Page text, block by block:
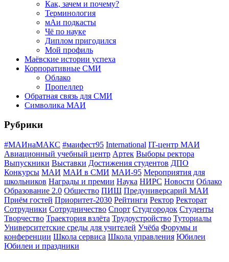
Как, зачем и почему?
Терминология
мАи подкасты
Чё по науке
Диплом пригодился
Мой профиль
Маёвские истории успеха
Корпоративные СМИ
Облако
Пропеллер
Обратная связь для СМИ
Символика МАИ
Рубрики
#МАИнаМАКС #маифест95 International IT-центр МАИ
Авиационный учебный центр Артек Выборы ректора
Выпускники Выставки Достижения студентов ДПО
Конкурсы МАИ МАИ в СМИ МАИ-95 Мероприятия для
школьников Награды и премии Наука НИРС Новости Облако
Образование 2.0 Общество ПИШ Предуниверсарий МАИ
Приём гостей Приоритет-2030 Рейтинги Ректор Ректорат
Сотрудники Сотрудничество Спорт Студгородок Студенты
Творчество Траектория взлёта Трудоустройство Туториалы
Университетские среды для учителей Учёба Форумы и
конференции Школа сервиса Школа управления Юбилеи
Юбилеи и праздники